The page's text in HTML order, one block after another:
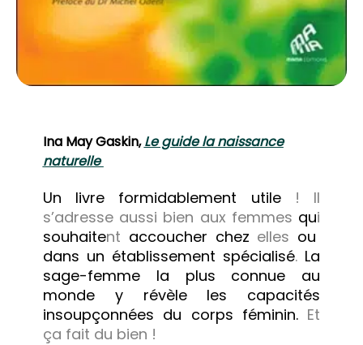
Ina May Gaskin,Le guide la naissance
naturelle
Un livre formidablement utile ! Il
s’adresse aussi bien aux femmes qui
souhaitent accoucher chez elles ou
dans un établissement spécialisé. La
sage-femme la plus connue au
monde y révèle les capacités
insoupçonnées du corps féminin.Et
ça fait du bien !